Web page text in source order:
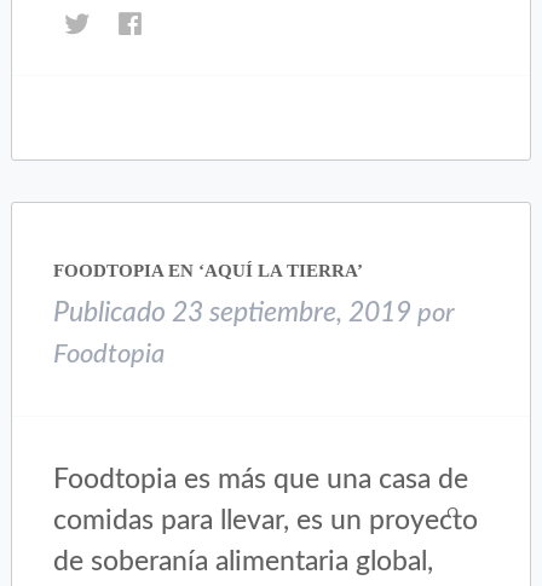
Haz
clic
Twitter
abre
una
ventana
nueva)
Facebook
abre
una
ventana
nueva)
FOODTOPIA EN ‘AQUÍ LA TIERRA’
Publicado 23 septiembre, 2019 por
Foodtopia
Foodtopia es más que una casa de
comidas para llevar, es un proyecto
de soberanía alimentaria global,